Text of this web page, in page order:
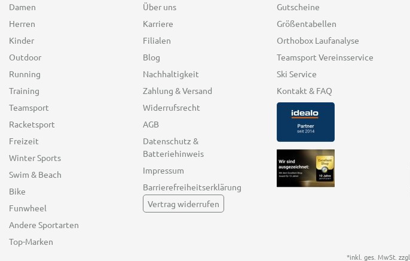
Damen
Herren
Kinder
Outdoor
Running
Training
Teamsport
Racketsport
Freizeit
Winter Sports
Swim & Beach
Bike
Funwheel
Andere Sportarten
Top-Marken
Über uns
Karriere
Filialen
Blog
Nachhaltigkeit
Zahlung & Versand
Widerrufsrecht
AGB
Datenschutz &
Batteriehinweis
Impressum
Barrierefreiheitserklärung
Vertrag widerrufen
Gutscheine
Größentabellen
Orthobox Laufanalyse
Teamsport Vereinsservice
Ski Service
Kontakt & FAQ
*inkl. ges. MwSt. zzgl.